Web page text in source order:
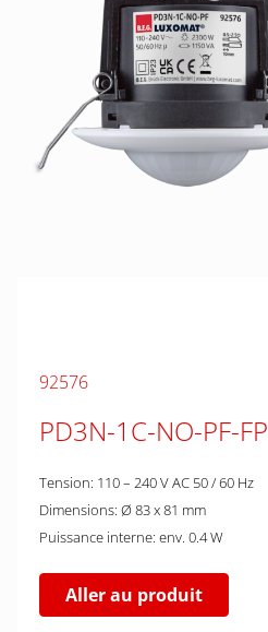
92576
PD3N-1C-NO-PF-FP
Tension: 110 – 240 V AC 50 / 60 Hz
Dimensions: Ø 83 x 81 mm
Puissance interne: env. 0.4 W
Aller au produit